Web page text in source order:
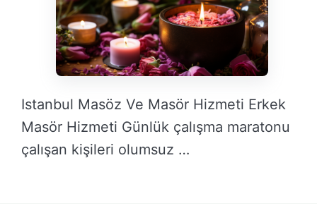
Istanbul Masöz Ve Masör Hizmeti Erkek
Masör Hizmeti Günlük çalışma maratonu
çalışan kişileri olumsuz …